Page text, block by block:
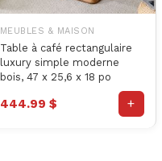
MEUBLES & MAISON
Table à café rectangulaire
luxury simple moderne
bois, 47 x 25,6 x 18 po
444.99 $ +